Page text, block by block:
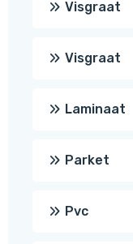
Visgraat
Visgraat
Laminaat
Parket
Pvc